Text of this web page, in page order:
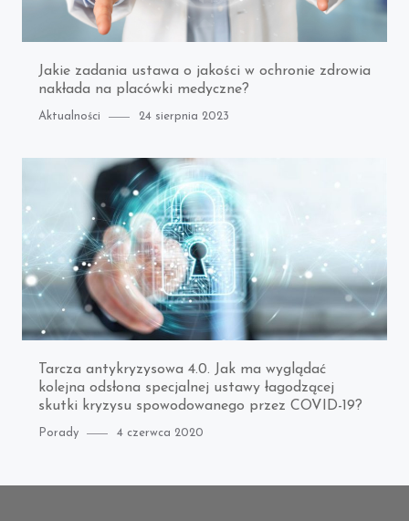
Jakie zadania ustawa o jakości w ochronie zdrowia
nakłada na placówki medyczne?
Category
Aktualności
Posted
24 sierpnia 2023
Tarcza antykryzysowa 4.0. Jak ma wyglądać
kolejna odsłona specjalnej ustawy łagodzącej
skutki kryzysu spowodowanego przez COVID-19?
Category
Porady
Posted
4 czerwca 2020